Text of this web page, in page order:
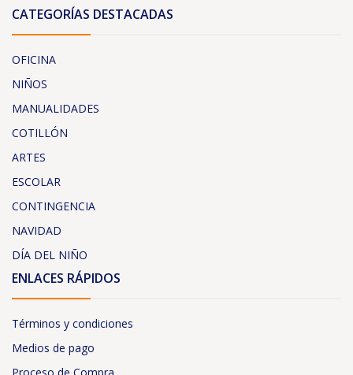
CATEGORÍAS DESTACADAS
OFICINA
NIÑOS
MANUALIDADES
COTILLÓN
ARTES
ESCOLAR
CONTINGENCIA
NAVIDAD
DÍA DEL NIÑO
ENLACES RÁPIDOS
Términos y condiciones
Medios de pago